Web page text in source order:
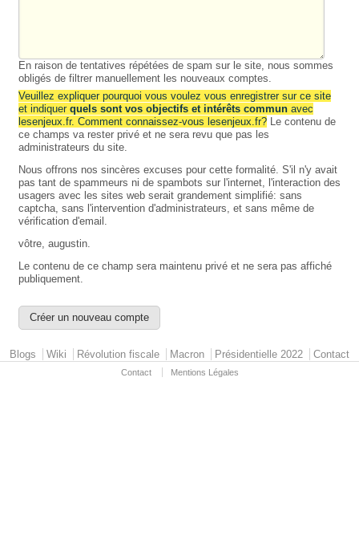
En raison de tentatives répétées de spam sur le site, nous sommes
obligés de filtrer manuellement les nouveaux comptes.
Veuillez expliquer pourquoi vous voulez vous enregistrer sur ce site
et indiquer quels sont vos objectifs et intérêts communavec
lesenjeux.fr. Comment connaissez-vous lesenjeux.fr?Le contenu de
ce champs va rester privé et ne sera revu que pas les
administrateurs du site.
Nous offrons nos sincères excuses pour cette formalité. S'il n'y avait
pas tant de spammeurs ni de spambots sur l'internet, l'interaction des
usagers avec les sites web serait grandement simplifié: sans
captcha, sans l'intervention d'administrateurs, et sans même de
vérification d'email.
vôtre, augustin.
Le contenu de ce champ sera maintenu privé et ne sera pas affiché
publiquement.
Primary menu
Blogs Wiki Révolution fiscale Macron Présidentielle 2022 Contact
Contact Mentions Légales